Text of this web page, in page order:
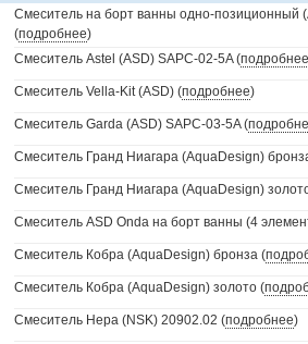
Смеситель на борт ванны одно-позиционный
(подробнее)
Смеситель Astel (ASD) SAPC-02-5A (подробнее
Смеситель Vella-Kit (ASD) (подробнее)
Смеситель Garda (ASD) SAPC-03-5A (
Смеситель Гранд Ниагара (AquaDesign)
Смеситель Гранд Ниагара (AquaDesign)
Смеситель ASD Onda на борт ванны (4
Смеситель Кобра (AquaDesign) бронза (
Смеситель Кобра (AquaDesign) золото (
Смеситель Нера (NSK) 20902.02 (подробнее)